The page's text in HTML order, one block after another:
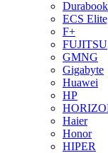
Durabook
ECS
F+
FUJITSU
GMNG
Gigabyte
Huawei
HP
Haier
Honor
HIPER